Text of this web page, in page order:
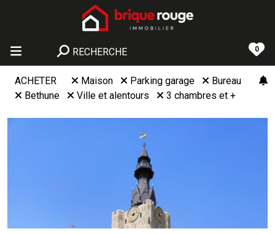
RECHERCHE 0
ACHETER Maison Parking garage
Bureau
Bethune
Ville et alentours 3 chambres et +